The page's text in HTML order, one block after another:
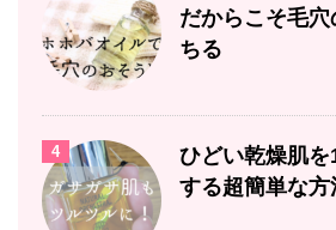
だからこそ毛
ちる
4
ひどい乾燥肌
する超簡単な方